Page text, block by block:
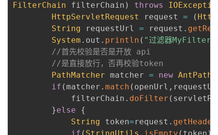
FilterChain filterChain ) throws
HttpServletRequest
request = (
String requestUrl = request .
System . out . println ( "过滤器MyFilter拦
//首先校验是否是开放 api
//是直接放行，否再校验token
PathMatcher matcher = new
if ( matcher . match ( openUrl ,
            filterChain
. doFilter (
}else
{
String token=request . getHeader